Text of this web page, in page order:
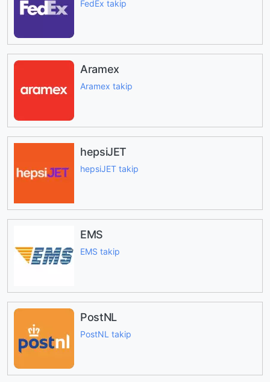
FedEx takip
Aramex
Aramex takip
hepsiJET
hepsiJET takip
EMS
EMS takip
PostNL
PostNL takip